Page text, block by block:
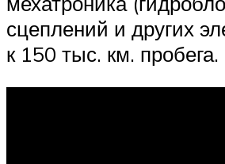
сцеплений и других
к 150 тыс. км. пробега.